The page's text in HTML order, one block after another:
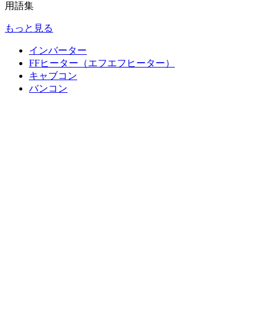
用語集
もっと見る
インバーター
FFヒーター（エフエフヒーター）
キャブコン
バンコン